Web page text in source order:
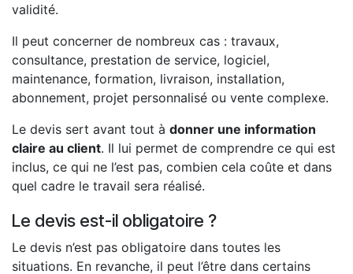
validité.
Il peut concerner de nombreux cas : travaux,
consultance, prestation de service, logiciel,
maintenance, formation, livraison, installation,
abonnement, projet personnalisé ou vente complexe.
Le devis sert avant tout à donner une information
claire au client. Il lui permet de comprendre ce qui est
inclus, ce qui ne l’est pas, combien cela coûte et dans
quel cadre le travail sera réalisé.
Le devis est-il obligatoire ?
Le devis n’est pas obligatoire dans toutes les
situations. En revanche, il peut l’être dans certains